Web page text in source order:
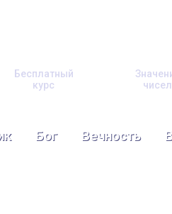
Бесплатный
курс
чисел
Бог Вечность